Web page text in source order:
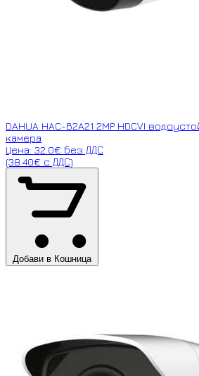
DAHUA HAC-B2A21 2MP HDCVI
камера
Цена: 32.0€ без ДДС
(38.40€ с ДДС)
Добави в Кошница